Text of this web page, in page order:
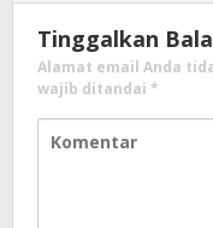
Tinggalkan
Alamat email Anda
wajib ditandai *